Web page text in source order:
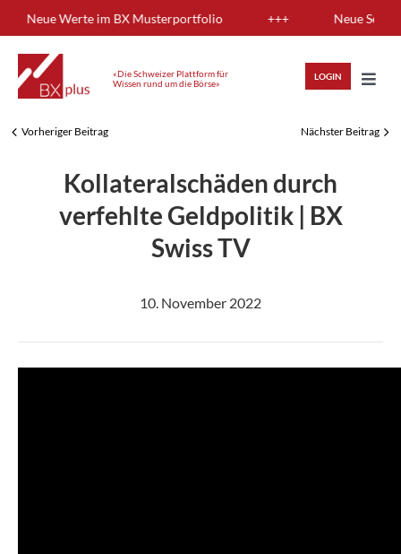
to
content
Neue Werte im BX Musterportfolio +++ Neue
«Die Schweizer Plattform für
Wissen rund um die Börse»
LOGIN
HIGHLIGHTS
Vorheriger Beitrag Nächster Beitrag
Kollateralschäden durch
verfehlte Geldpolitik | BX
Swiss TV
10. November 2022